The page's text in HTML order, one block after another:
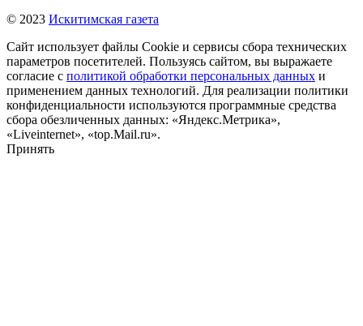
© 2023 Искитимская газета
Сайт использует файлы Cookie и сервисы сбора технических
параметров посетителей. Пользуясь сайтом, вы выражаете
согласие с политикой обработки персональных данных и
применением данных технологий. Для реализации политики
конфиденциальности используются программные средства
сбора обезличенных данных: «Яндекс.Метрика»,
«Liveinternet», «top.Mail.ru».
Принять